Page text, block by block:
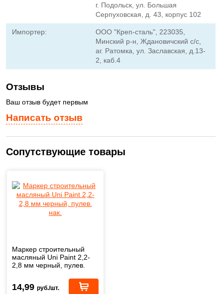
г. Подольск, ул. Большая
Серпуховская, д. 43, корпус 102
Импортер:
ООО "Креп-сталь", 223035,
Минский р-н, Ждановичский с/с,
аг. Ратомка, ул. Заславская, д.13-
2, каб.4
Написать отзыв
Отзывы
Ваш отзыв будет первым
Сопутствующие товары
Маркер строительный
масляный Uni Paint 2,2-
2,8 мм черный, пулев.
14,99 руб./шт.